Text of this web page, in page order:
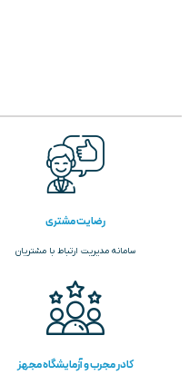
رضایت مشتری
سامانه مدیریت ارتباط با مشتریان
کادر مجرب و آزمایشگاه مجهز